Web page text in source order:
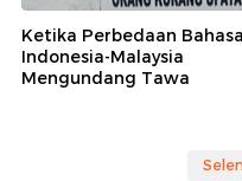
Ketika Perbedaan Bahasa
Indonesia-Malaysia
Mengundang Tawa